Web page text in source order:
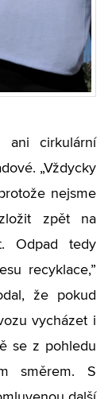
ani cirkulární
„Vždycky
nejsme
zpět na
Odpad tedy
recyklace,”
že pokud
vycházet i
se z pohledu
směrem. S